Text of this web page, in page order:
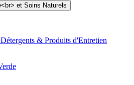
Détergents & Produits d'Entretien